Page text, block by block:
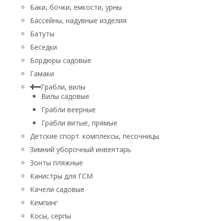
Баки, бочки, емкости, урны
Бассейны, надувные изделия
Батуты
Беседки
Бордюры садовые
Гамаки
Грабли, вилы
Вилы садовые
Грабли веерные
Грабли витые, прямые
Детские спорт. комплексы, песочницы
Зимний уборочный инвентарь
Зонты пляжные
Канистры для ГСМ
Качели садовые
Кемпинг
Косы, серпы